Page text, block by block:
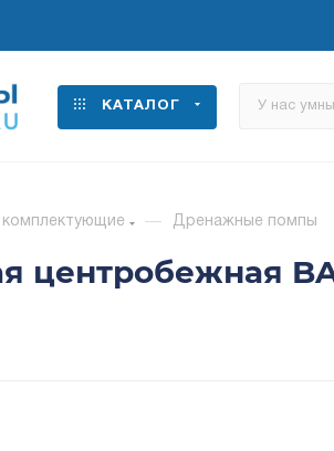
КАТАЛОГ
— Дренажные помпы
центробежная